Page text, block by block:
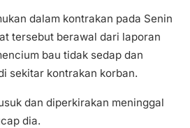
dalam kontrakan pada Senin
tersebut berawal dari laporan
bau tidak sedap dan
sekitar kontrakan korban.
dan diperkirakan meninggal
dia.